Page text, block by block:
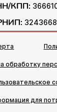
КПП:
обработку
для